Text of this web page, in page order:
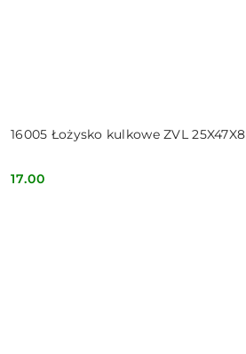
16005 Łożysko kulkowe ZVL 25X47X8
Cena:
17.00